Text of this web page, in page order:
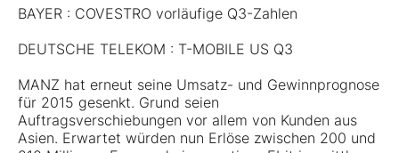
BAYER : COVESTRO vorläufige Q3-Zahlen
DEUTSCHE TELEKOM : T-MOBILE US Q3
MANZ hat erneut seine Umsatz- und Gewinnprognose
für 2015 gesenkt. Grund seien
Auftragsverschiebungen vor allem von Kunden aus
Asien. Erwartet würden nun Erlöse zwischen 200 und